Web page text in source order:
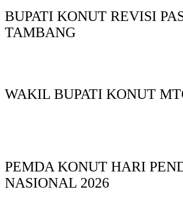
BUPATI KONUT REVISI
TAMBANG
WAKIL BUPATI KONUT
PEMDA KONUT HARI
NASIONAL 2026